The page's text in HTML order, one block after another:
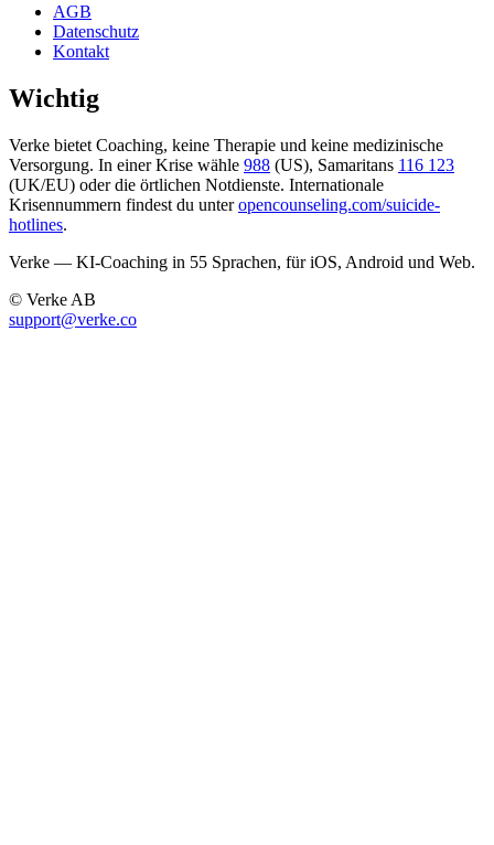
AGB
Datenschutz
Kontakt
Wichtig
Verke bietet Coaching, keine Therapie und keine medizinische
Versorgung. In einer Krise wähle 988 (US), Samaritans 116 123
(UK/EU) oder die örtlichen Notdienste. Internationale
Krisennummern findest du unter opencounseling.com/suicide-
hotlines.
Verke — KI-Coaching in 55 Sprachen, für iOS, Android und Web.
© Verke AB
support@verke.co